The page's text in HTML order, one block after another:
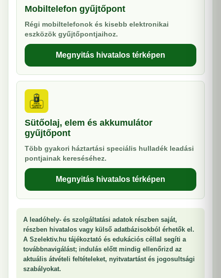
Mobiltelefon gyűjtőpont
Régi mobiltelefonok és kisebb elektronikai
eszközök gyűjtőpontjaihoz.
Megnyitás hivatalos térképen
Sütőolaj, elem és akkumulátor
gyűjtőpont
Több gyakori háztartási speciális hulladék leadási
pontjainak kereséséhez.
Megnyitás hivatalos térképen
A leadóhely- és szolgáltatási adatok részben saját,
részben hivatalos vagy külső adatbázisokból érhetők el.
A Szelektiv.hu tájékoztató és edukációs céllal segíti a
továbbnavigálást; indulás előtt mindig ellenőrizd az
aktuális átvételi feltételeket, nyitvatartást és jogosultsági
szabályokat.